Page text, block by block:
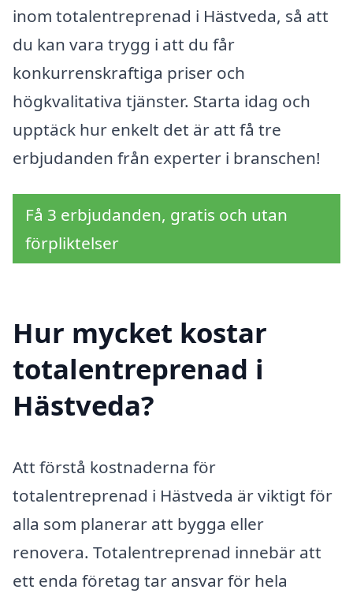
inom totalentreprenad i Hästveda, så att
du kan vara trygg i att du får
konkurrenskraftiga priser och
högkvalitativa tjänster. Starta idag och
upptäck hur enkelt det är att få tre
erbjudanden från experter i branschen!
Få 3 erbjudanden, gratis och utan
förpliktelser
Hur mycket kostar
totalentreprenad i
Hästveda?
Att förstå kostnaderna för
totalentreprenad i Hästveda är viktigt för
alla som planerar att bygga eller
renovera. Totalentreprenad innebär att
ett enda företag tar ansvar för hela